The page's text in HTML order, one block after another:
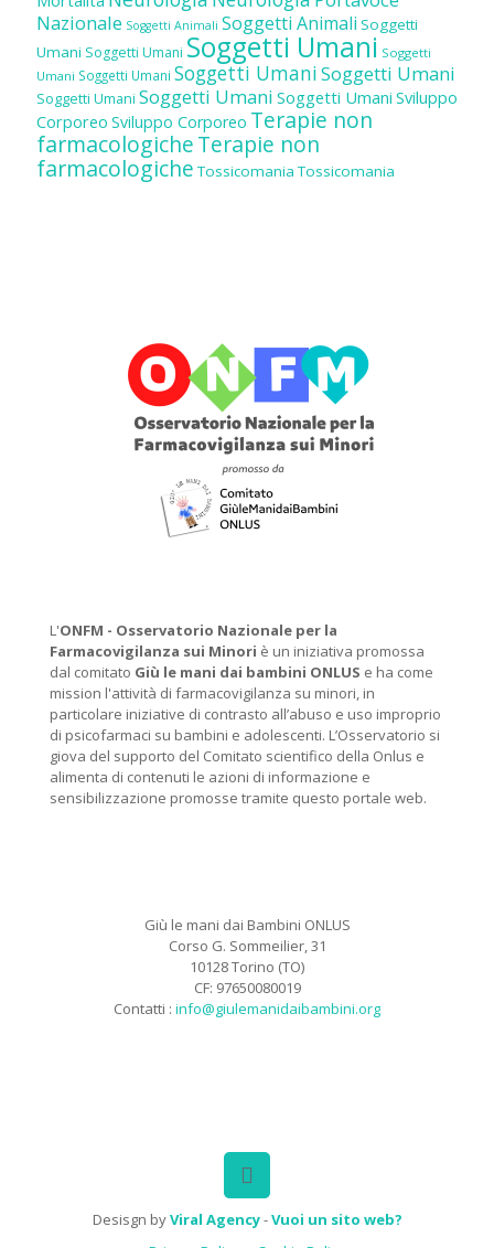
Nazionale Soggetti Animali Soggetti Animali Soggetti
Umani Soggetti Umani Soggetti Umani Soggetti
Umani Soggetti Umani Soggetti UmaniSoggetti Umani
Soggetti Umani Soggetti Umani Soggetti Umani Sviluppo
Corporeo Sviluppo Corporeo Terapie non
farmacologicheTerapie non
farmacologiche Tossicomania Tossicomania
L'ONFM - Osservatorio Nazionale per la
Farmacovigilanza sui Minori è un iniziativa promossa
dal comitato Giù le mani dai bambini ONLUS e ha come
mission l'attività di farmacovigilanza su minori, in
particolare iniziative di contrasto all’abuso e uso improprio
di psicofarmaci su bambini e adolescenti. L’Osservatorio si
giova del supporto del Comitato scientifico della Onlus e
alimenta di contenuti le azioni di informazione e
sensibilizzazione promosse tramite questo portale web.
Giù le mani dai Bambini ONLUS
Corso G. Sommeilier, 31
10128 Torino (TO)
CF: 97650080019
Contatti : info@giulemanidaibambini.org
Desisgn byViral Agency-Vuoi un sito web?